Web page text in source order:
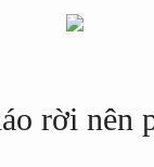
rời nên